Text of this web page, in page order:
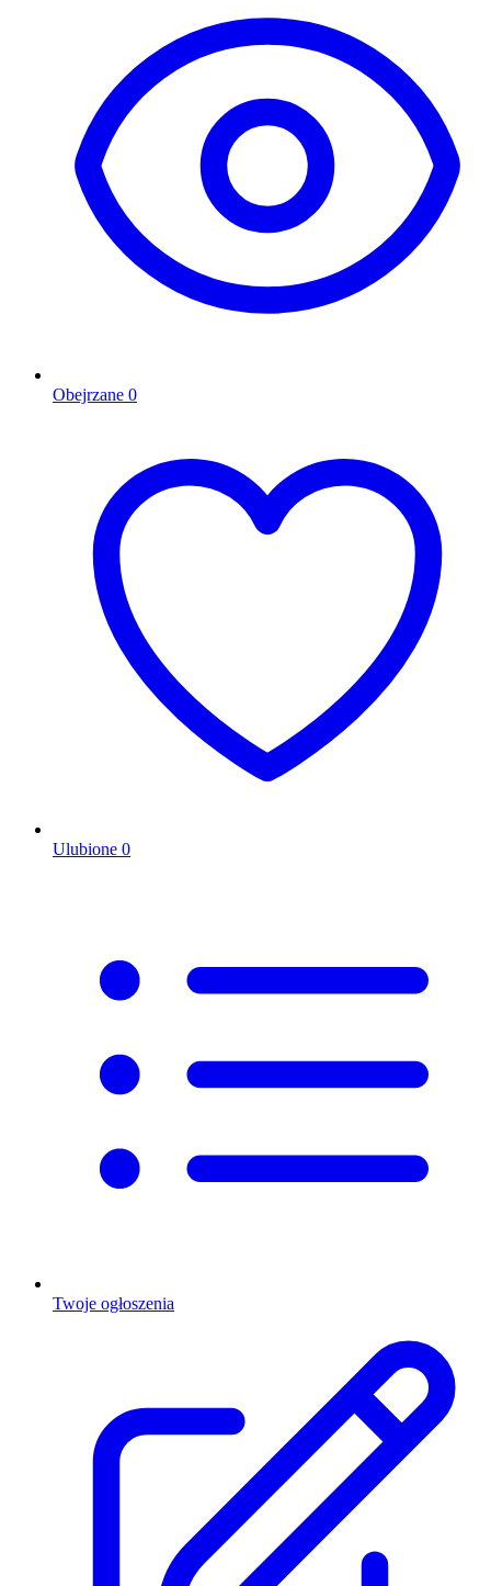
Obejrzane 0
Ulubione 0
Twoje ogłoszenia